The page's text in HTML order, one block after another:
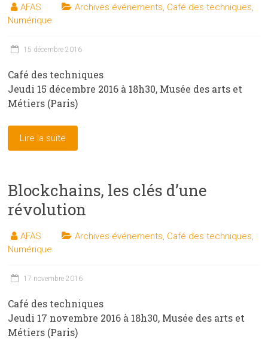
AFAS Archives événements, Café des techniques,
Numérique
15 décembre 2016
Café des techniques
Jeudi 15 décembre 2016 à 18h30, Musée des arts et
Métiers (Paris)
Lire la suite
Blockchains, les clés d’une
révolution
AFAS Archives événements, Café des techniques,
Numérique
17 novembre 2016
Café des techniques
Jeudi 17 novembre 2016 à 18h30, Musée des arts et
Métiers (Paris)